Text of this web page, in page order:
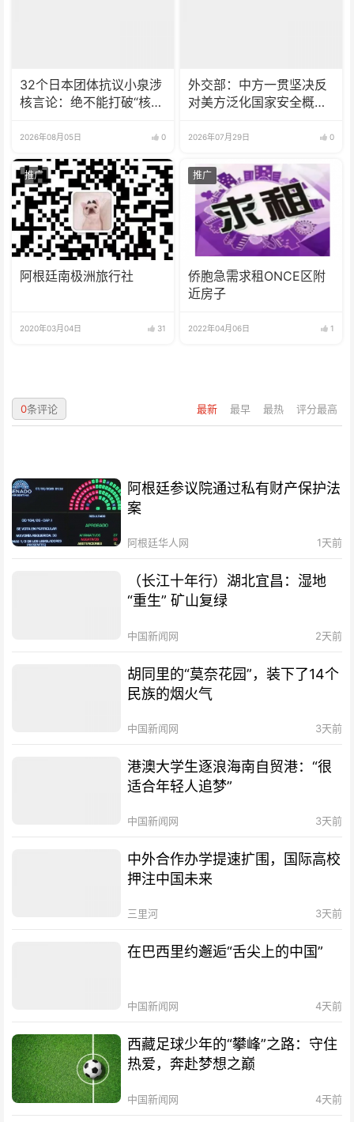
32个日本团体抗议小泉涉
核言论：绝不能打破“核武
2026年08月05日 0
外交部：中方一贯坚决反
对美方泛化国家安全概念
2026年07月29日 0
推广
阿根廷南极洲旅行社
2020年03月04日 31
推广
侨胞急需求租ONCE区附
近房子
2022年04月06日 1
最新 最早 最热 评分最高
0条评论
阿根廷参议院通过私有财产保护法
案
阿根廷华人网 1天前
（长江十年行）湖北宜昌：湿地
“重生” 矿山复绿
中国新闻网 2天前
胡同里的“莫奈花园”，装下了14个
民族的烟火气
中国新闻网 3天前
港澳大学生逐浪海南自贸港：“很
适合年轻人追梦”
中国新闻网 3天前
中外合作办学提速扩围，国际高校
押注中国未来
三里河 3天前
在巴西里约邂逅“舌尖上的中国”
中国新闻网 4天前
西藏足球少年的“攀峰”之路：守住
热爱，奔赴梦想之巅
中国新闻网 4天前